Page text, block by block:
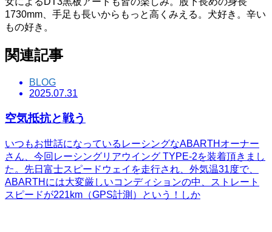
1730mm、手足も長いからもっと高くみえる。犬好き。辛い
もの好き。
関連記事
BLOG
2025.07.31
空気抵抗と戦う
いつもお世話になっているレーシングなABARTHオーナー
さん、今回レーシングリアウイング TYPE-2を装着頂きまし
た。先日富士スピードウェイを走行され、外気温31度で、
ABARTHには大変厳しいコンディションの中、ストレート
スピードが221km（GPS計測）という！しか